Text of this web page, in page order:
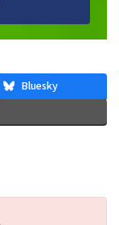
Bluesky